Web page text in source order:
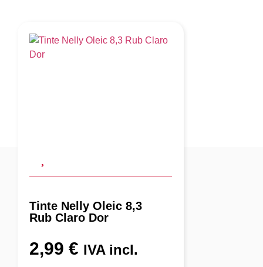
Tinte Nelly Oleic 8,3
Rub Claro Dor
2,99 € IVA incl.